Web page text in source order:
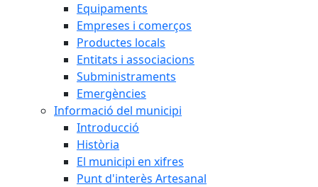
Equipaments
Empreses i comerços
Productes locals
Entitats i associacions
Subministraments
Emergències
Informació del municipi
Introducció
Història
El municipi en xifres
Punt d'interès Artesanal